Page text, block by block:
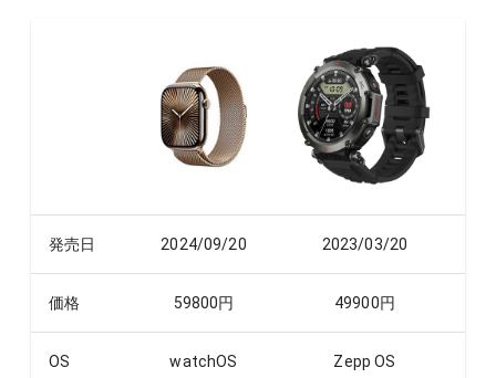
発売日 2024/09/20 2023/03/20
価格 59800円 49900円
OS watchOS Zepp OS